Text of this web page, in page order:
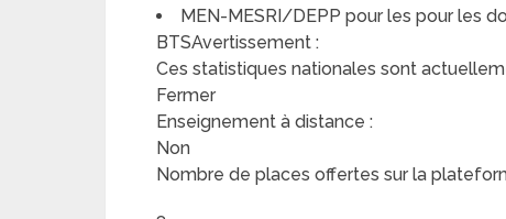
MEN-MESRI/DEPP pour les pour les
BTSAvertissement :
Ces statistiques nationales sont
Fermer
Enseignement à distance :
Non
Nombre de places offertes sur la